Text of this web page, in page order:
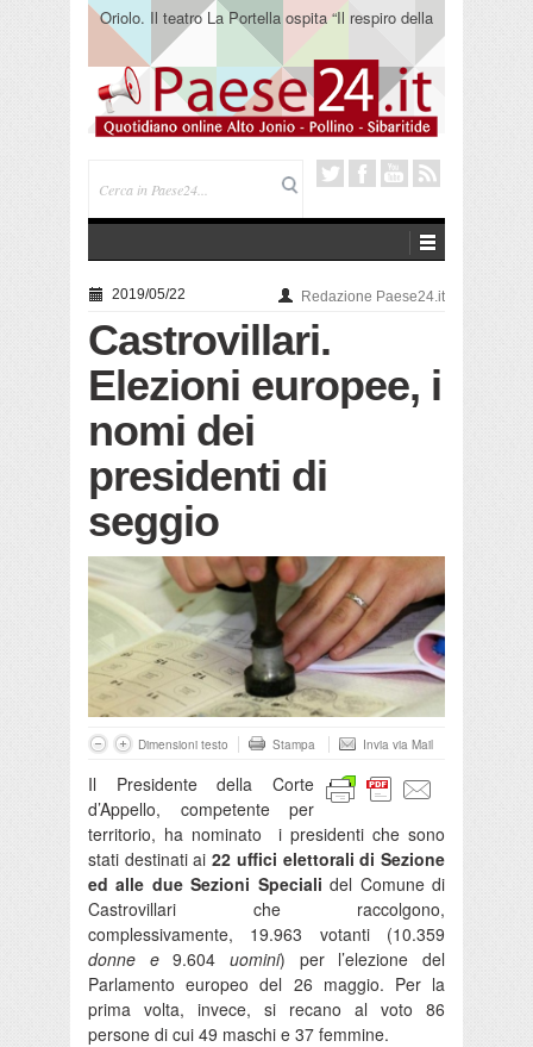
Oriolo. Il teatro La Portella ospita “Il respiro della
terra” del collettivo 365
2019/05/22 Redazione Paese24.it
Castrovillari.
Elezioni europee, i
nomi dei
presidenti di
seggio
Dimensioni testo Stampa Invia via Mail
Il Presidente della Corte
d’Appello, competente per
territorio, ha nominato i presidenti che sono
stati destinati ai22 uffici elettorali di Sezione
ed alle due Sezioni Specialidel Comune di
Castrovillari che raccolgono,
complessivamente, 19.963 votanti (10.359
donne e9.604 uomini) per l’elezione del
Parlamento europeo del 26 maggio. Per la
prima volta, invece, si recano al voto 86
persone di cui 49 maschi e 37 femmine.